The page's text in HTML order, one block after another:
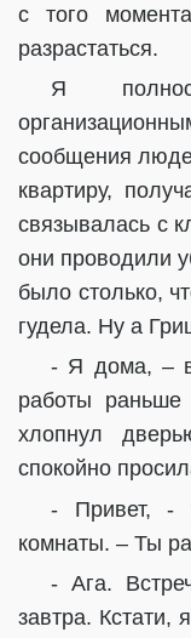
с того
разрастаться.
Я
сообщения
квартиру,
связывалась с
они проводили
было столько,
гудела. Ну а
- Я дома, –
работы раньше
хлопнул
спокойно
- Привет, -
комнаты. – Ты
- Ага.
завтра. Кстати,